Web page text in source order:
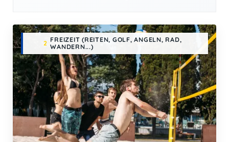
2 FREIZEIT (REITEN, GOLF, ANGELN, RAD,
WANDERN...)